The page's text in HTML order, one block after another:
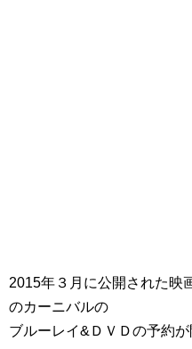
2015年３月に公開された映
のカーニバルの
ブルーレイ&ＤＶＤの予約